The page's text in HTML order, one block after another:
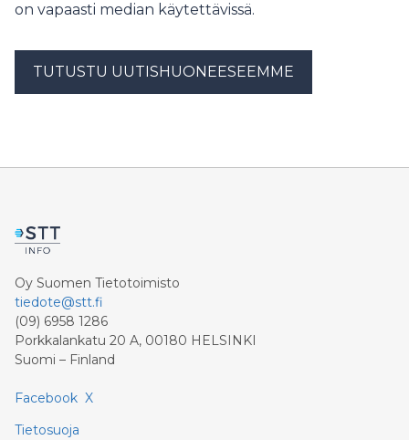
on vapaasti median käytettävissä.
TUTUSTU UUTISHUONEESEEMME
Oy Suomen Tietotoimisto
tiedote@stt.fi
(09) 6958 1286
Porkkalankatu 20 A, 00180 HELSINKI
Suomi – Finland
Facebook X
Tietosuoja